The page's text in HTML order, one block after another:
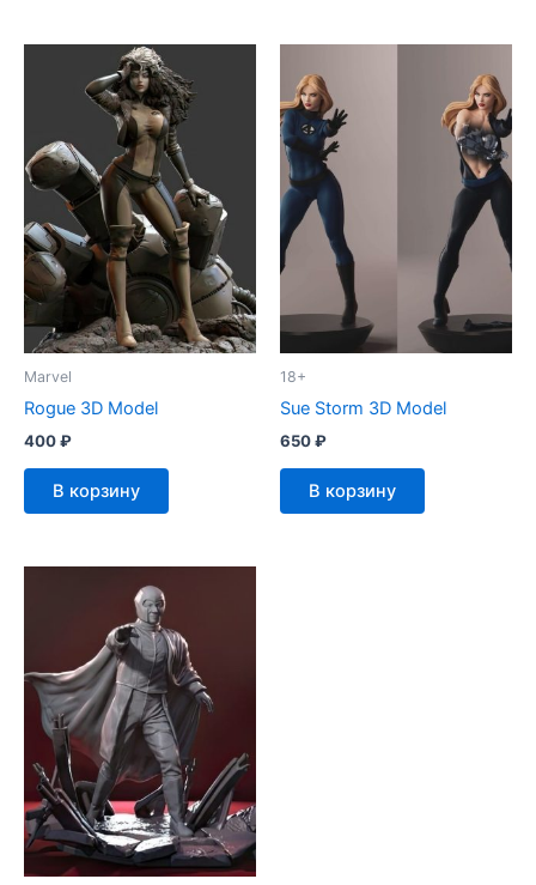
Marvel
Rogue 3D Model
400₽
В корзину
18+
Sue Storm 3D Model
650₽
В корзину